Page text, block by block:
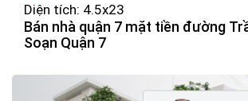
Diện tích: 4.5x23
Bán nhà quận 7 mặt tiền đường
Soạn Quận 7